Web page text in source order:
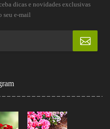
dicas e novidades exclusivas
seu e-mail